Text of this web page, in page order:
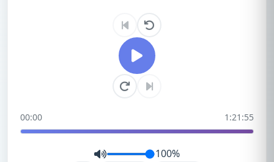
00:00 1:21:55
100%